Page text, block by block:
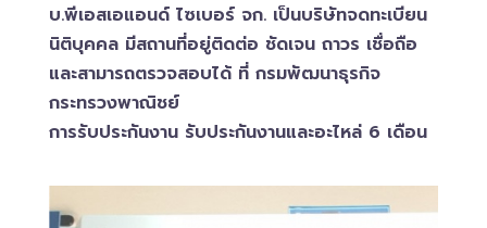
บ.พีเอสเอ​แอนด์ ไซเบอร์​ จก. เป็นบริษัทจดทะเบียน
นิติบุคคล​ มีสถานที่อยู่ติดต่อ ชัดเจน ถาวร เชื่อถือ
และสามารถตรวจสอบ​ได้ ที่ กรมพัฒนาธุรกิจ​
กระทรวงพาณิชย์
การรับประกันงาน รับประกันงานและอะไหล่ 6 เดือน